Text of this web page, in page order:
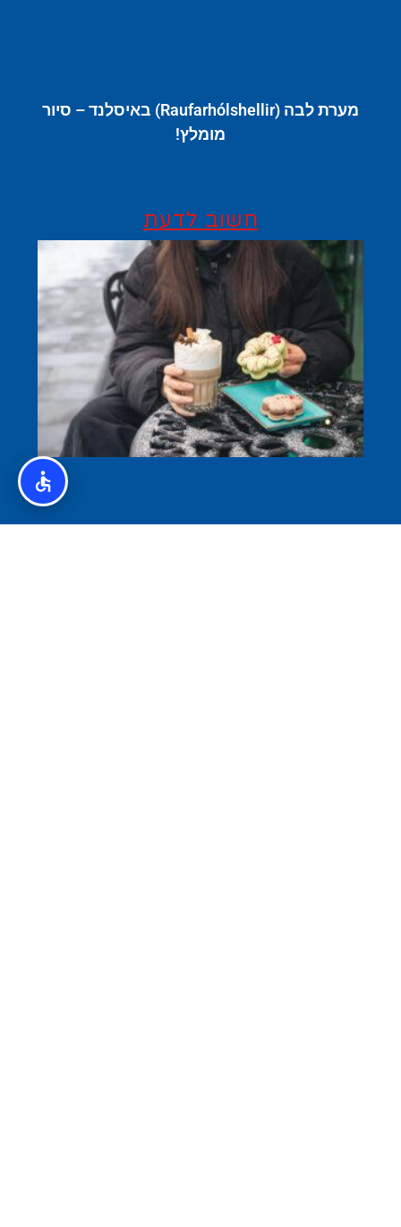
מערת לבה (Raufarhólshellir) באיסלנד – סיור
מומלץ!
חשוב לדעת